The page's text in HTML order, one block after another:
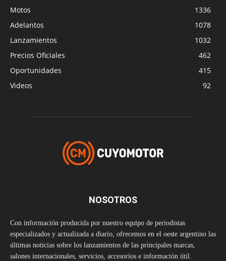
Motos
1336
Adelantos
1078
Lanzamientos
1032
Precios Oficiales
462
Oportunidades
415
Videos
92
NOSOTROS
Con información producida por nuestro equipo de periodistas
especializados y actualizada a diario, ofrecemos en el oeste argentino las
últimas noticias sobre los lanzamientos de las principales marcas,
salones internacionales, servicios, accesorios e información útil.